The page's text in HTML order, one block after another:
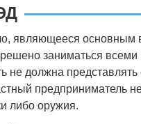
являющееся основным
заниматься всеми
не должна
предприниматель
либо оружия.